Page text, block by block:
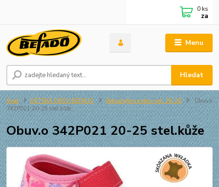
Menu
Hledat
0 ks
za
Úvod DĚTSKÁ OBUV BEFADO Pokračujte na obuv vel. 18-26
Obuv.o
342P021 20-25 stel.kůže
Obuv.o 342P021 20-25 stel.kůže